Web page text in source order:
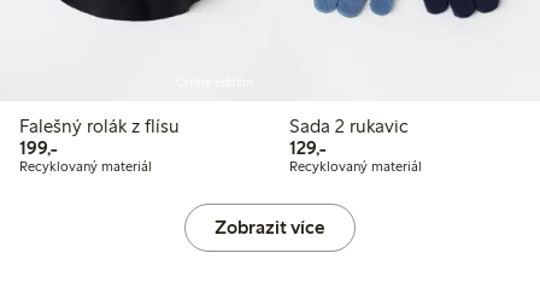
Falešný rolák z flísu
199,-199,00 Kč
Recyklovaný materiál
Sada 2 rukavic
129,-129,00 Kč
Recyklovaný materiál
Zobrazit více